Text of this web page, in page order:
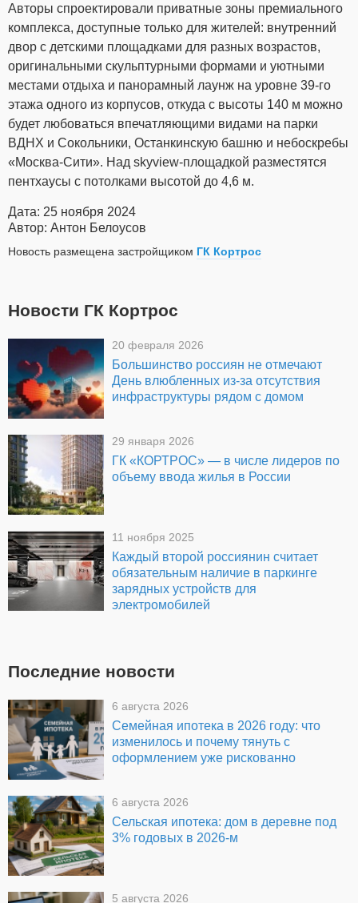
Авторы спроектировали приватные зоны премиального
комплекса, доступные только для жителей: внутренний
двор с детскими площадками для разных возрастов,
оригинальными скульптурными формами и уютными
местами отдыха и панорамный лаунж на уровне 39-го
этажа одного из корпусов, откуда с высоты 140 м можно
будет любоваться впечатляющими видами на парки
ВДНХ и Сокольники, Останкинскую башню и небоскребы
«Москва-Сити». Над skyview-площадкой разместятся
пентхаусы с потолками высотой до 4,6 м.
Дата: 25 ноября 2024
Автор: Антон Белоусов
Новость размещена застройщиком ГК Кортрос
Новости ГК Кортрос
20 февраля 2026
Большинство россиян не отмечают
День влюбленных из-за отсутствия
инфраструктуры рядом с домом
29 января 2026
ГК «КОРТРОС» — в числе лидеров по
объему ввода жилья в России
11 ноября 2025
Каждый второй россиянин считает
обязательным наличие в паркинге
зарядных устройств для
электромобилей
Последние новости
6 августа 2026
Семейная ипотека в 2026 году: что
изменилось и почему тянуть с
оформлением уже рискованно
6 августа 2026
Сельская ипотека: дом в деревне под
3% годовых в 2026-м
5 августа 2026